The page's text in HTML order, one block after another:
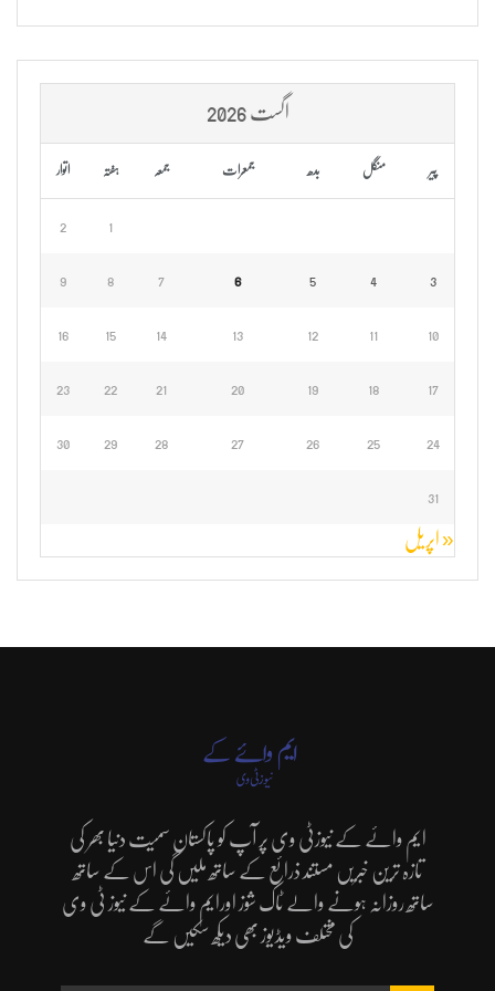
اگست 2026
پیر منگل بدھ جمعرات جمعہ ہفتہ اتوار
1
2
3
4
5
6
7
8
9
10
11
12
13
14
15
16
17
18
19
20
21
22
23
24
25
26
27
28
29
30
31
« اپریل
ایم وائے کے نیوزٹی وی پر آپ کو پاکستان سمیت دنیا بھر کی
تازہ ترین خبریں مستند ذرائع کے ساتھ ملیں گی اس کے ساتھ
ساتھ روزانہ ہونے والے ٹاک شوز اورایم وائے کے نیوز ٹی وی
کی مختلف ویڈیوز بھی دیکھ سکیں گے